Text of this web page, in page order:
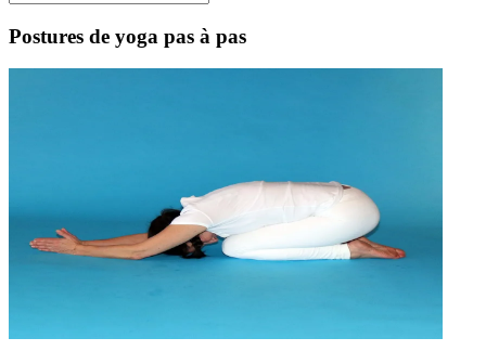
Postures de yoga pas à pas